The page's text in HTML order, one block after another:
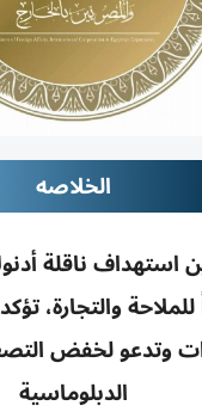
الخلاصه
استهداف ناقلة
والتجارة،
وتدعو لخفض
الدبلوماسية